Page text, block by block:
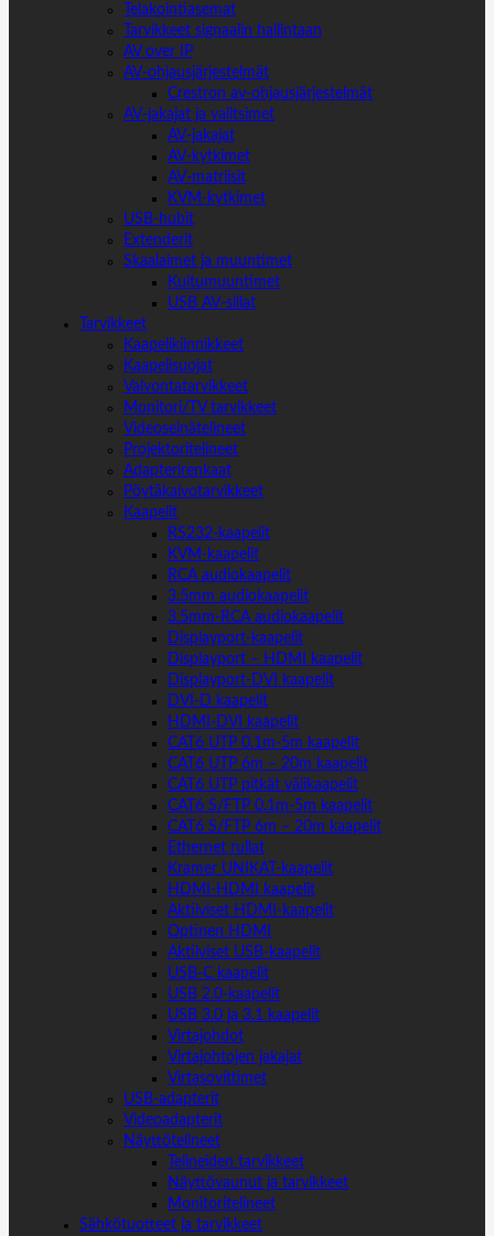
Telakointiasemat
Tarvikkeet signaalin hallintaan
AV over IP
AV-ohjausjärjestelmät
Crestron av-ohjausjärjestelmät
AV-jakajat ja valitsimet
AV-jakajat
AV-kytkimet
AV-matriisit
KVM-kytkimet
USB-hubit
Extenderit
Skaalaimet ja muuntimet
Kuitumuuntimet
USB AV-sillat
Tarvikkeet
Kaapelikiinnikkeet
Kaapelisuojat
Valvontatarvikkeet
Monitori/TV tarvikkeet
Videoseinätelineet
Projektoritelineet
Adapterirenkaat
Pöytäkaivotarvikkeet
Kaapelit
RS232-kaapelit
KVM-kaapelit
RCA audiokaapelit
3.5mm audiokaapelit
3.5mm-RCA audiokaapelit
Displayport-kaapelit
Displayport – HDMI kaapelit
Displayport-DVI kaapelit
DVI-D kaapelit
HDMI-DVI kaapelit
CAT6 UTP 0.1m-5m kaapelit
CAT6 UTP 6m – 20m kaapelit
CAT6 UTP pitkät välikaapelit
CAT6 S/FTP 0.1m-5m kaapelit
CAT6 S/FTP 6m – 20m kaapelit
Ethernet rullat
Kramer UNIKAT-kaapelit
HDMI-HDMI kaapelit
Aktiiviset HDMI-kaapelit
Optinen HDMI
Aktiiviset USB-kaapelit
USB-C kaapelit
USB 2.0-kaapelit
USB 3.0 ja 3.1 kaapelit
Virtajohdot
Virtajohtojen jakajat
Virtasovittimet
USB-adapterit
Videoadapterit
Näyttötelineet
Telineiden tarvikkeet
Näyttövaunut ja tarvikkeet
Monitoritelineet
Sähkötuotteet ja tarvikkeet